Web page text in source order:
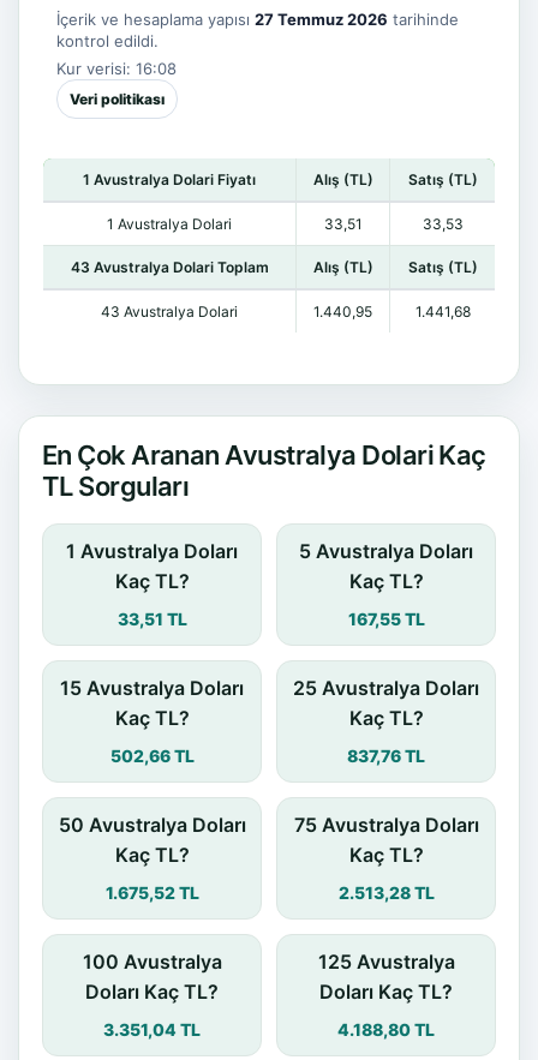
İçerik ve hesaplama yapısı 27 Temmuz 2026 tarihinde
kontrol edildi.
Kur verisi: 16:08
Veri politikası
1 Avustralya Dolari Fiyatı Alış (TL) Satış (TL)
1 Avustralya Dolari 33,51 33,53
43 Avustralya Dolari Toplam Alış (TL) Satış (TL)
43 Avustralya Dolari 1.440,95 1.441,68
En Çok Aranan Avustralya Dolari Kaç
TL Sorguları
1 Avustralya Doları
Kaç TL?
33,51 TL
5 Avustralya Doları
Kaç TL?
167,55 TL
15 Avustralya Doları
Kaç TL?
502,66 TL
25 Avustralya Doları
Kaç TL?
837,76 TL
50 Avustralya Doları
Kaç TL?
1.675,52 TL
75 Avustralya Doları
Kaç TL?
2.513,28 TL
100 Avustralya
Doları Kaç TL?
3.351,04 TL
125 Avustralya
Doları Kaç TL?
4.188,80 TL